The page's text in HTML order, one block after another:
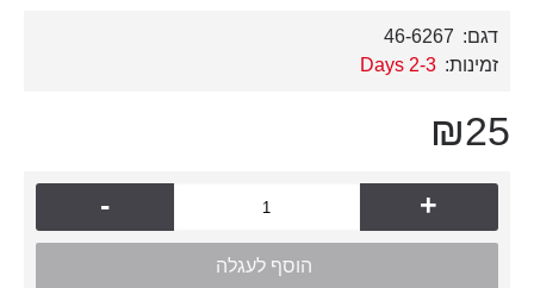
דגם: 46-6267
זמינות: 2-3 Days
₪25
- +
הוסף לעגלה